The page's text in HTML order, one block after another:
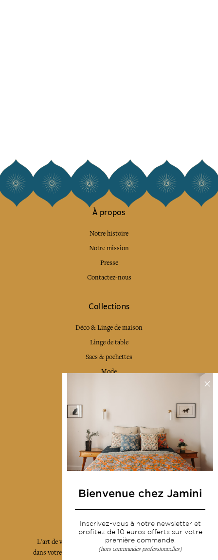
À propos
Notre histoire
Notre mission
Presse
Contactez-nous
Collections
Déco & Linge de maison
Linge de table
Sacs & pochettes
Mode
Livraison & retour
CGV
Devenir revendeur
Notre communauté
L'art de vivre JAMINI raconté avec poésie et élégance
dans votre boîte mail. Inscrivez vous à notre newsletter
Bienvenue chez Jamini
Inscrivez-vous à notre newsletter et
profitez de 10 euros offerts sur votre
première commande.
(hors commandes professionnelles)